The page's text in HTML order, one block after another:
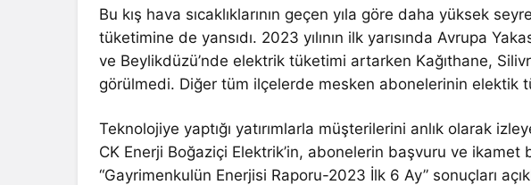
Bu kış hava sıcaklıklarının geçen yıla göre daha yüksek
tüketimine de yansıdı. 2023 yılının ilk yarısında Avrupa
ve Beylikdüzü’nde elektrik tüketimi artarken Kağıthane,
görülmedi. Diğer tüm ilçelerde mesken abonelerinin elektik
Teknolojiye yaptığı yatırımlarla müşterilerini anlık olarak
CK Enerji Boğaziçi Elektrik’in, abonelerin başvuru ve ikamet
“Gayrimenkulün Enerjisi Raporu-2023 İlk 6 Ay” sonuçları